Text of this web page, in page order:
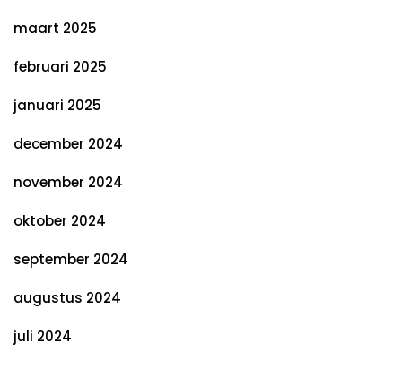
maart 2025
februari 2025
januari 2025
december 2024
november 2024
oktober 2024
september 2024
augustus 2024
juli 2024